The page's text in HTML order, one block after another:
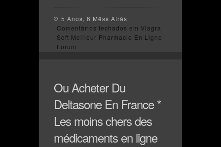
5 Anos, 6 Mêss Atrás
Comentários fechados em Viagra
Soft Meilleur Pharmacie En Ligne
Forum
Ou Acheter Du
Deltasone En France *
Les moins chers des
médicaments en ligne